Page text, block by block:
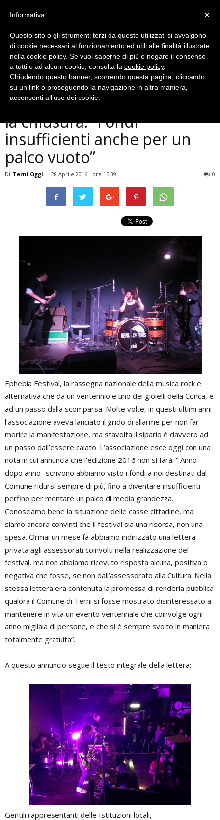
Musica e Spettacoli
Terni, Ephebia Festival verso
la chiusura: “Fondi
insufficienti anche per un
palco vuoto”
Di Terni Oggi - 28 Aprile 2016 - ore 15:39 0
Ephebia Festival, la rassegna nazionale della musica rock e
alternativa che da un ventennio è uno dei gioielli della Conca, è
ad un passo dalla scomparsa. Molte volte, in questi ultimi anni
l’associazione aveva lanciato il grido di allarme per non far
morire la manifestazione, ma stavolta il sipario è davvero ad
un passo dall’essere calato. L’associazione esce oggi con una
nota in cui annuncia che l’edizione 2016 non si farà: ” Anno
dopo anno -scrivono abbiamo visto i fondi a noi destinati dal
Comune ridursi sempre di più, fino a diventare insufficienti
perfino per montare un palco di media grandezza.
Conosciamo bene la situazione delle casse cittadine, ma
siamo ancora convinti che il festival sia una risorsa, non una
spesa. Ormai un mese fa abbiamo indirizzato una lettera
privata agli assessorati coinvolti nella realizzazione del
festival, ma non abbiamo ricevuto risposta alcuna, positiva o
negativa che fosse, se non dall’assessorato alla Cultura. Nella
stessa lettera era contenuta la promessa di renderla pubblica
qualora il Comune di Terni si fosse mostrato disinteressato a
mantenere in vita un evento ventennale che coinvolge ogni
anno migliaia di persone, e che si è sempre svolto in maniera
totalmente gratuita”.
A questo annuncio segue il testo integrale della lettera:
Gentili rappresentanti delle Istituzioni locali,
×
Informativa
Questo sito o gli strumenti terzi da questo utilizzati si avvalgono
di cookie necessari al funzionamento ed utili alle finalità illustrate
nella cookie policy. Se vuoi saperne di più o negare il consenso
a tutti o ad alcuni cookie, consulta la cookie policy.
Chiudendo questo banner, scorrendo questa pagina, cliccando
su un link o proseguendo la navigazione in altra maniera,
acconsenti all’uso dei cookie.